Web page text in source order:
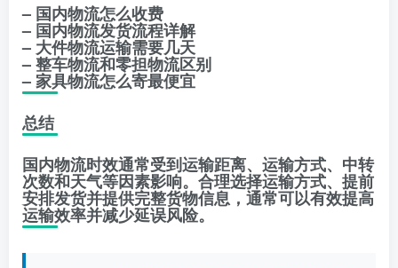
– 国内物流怎么收费
– 国内物流发货流程详解
– 大件物流运输需要几天
– 整车物流和零担物流区别
– 家具物流怎么寄最便宜
总结
国内物流时效通常受到运输距离、运输方式、中转
次数和天气等因素影响。合理选择运输方式、提前
安排发货并提供完整货物信息，通常可以有效提高
运输效率并减少延误风险。